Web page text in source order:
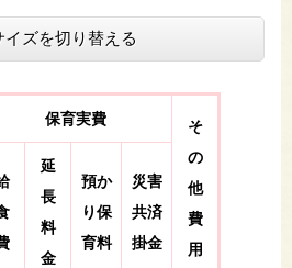
イズを切り替える
保育実費
そ
の
他
費
用
延
長
料
金
預か
り保
育料
災害
共済
掛金